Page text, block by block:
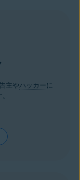
主やハッカーに